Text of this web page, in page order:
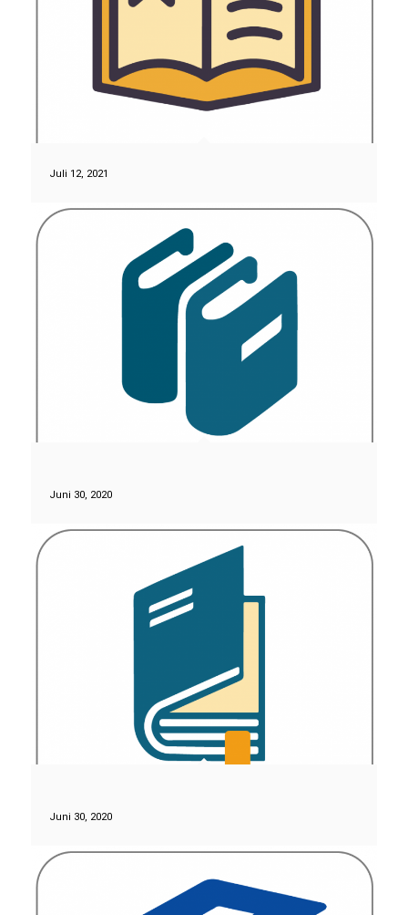
Juli 12, 2021
Juni 30, 2020
Juni 30, 2020